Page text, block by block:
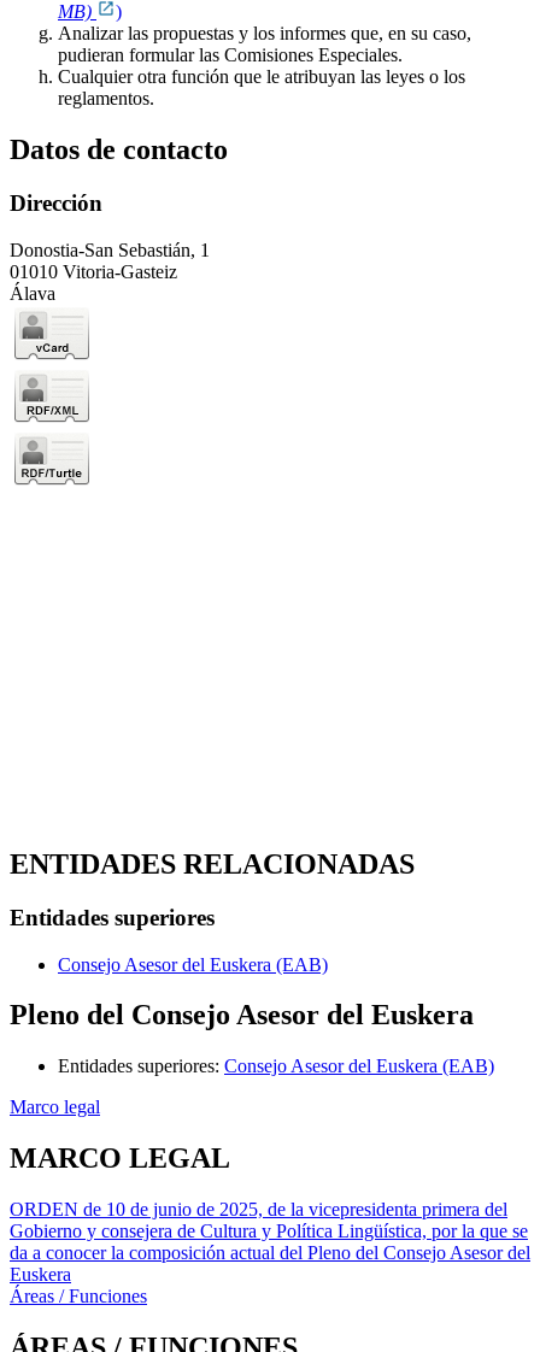
MB)
)
Analizar las propuestas y los informes que, en su caso,
pudieran formular las Comisiones Especiales.
Cualquier otra función que le atribuyan las leyes o los
reglamentos.
Datos de contacto
Dirección
Donostia-San Sebastián, 1
01010 Vitoria-Gasteiz
Álava
ENTIDADES RELACIONADAS
Entidades superiores
Consejo Asesor del Euskera (EAB)
Pleno del Consejo Asesor del Euskera
Entidades superiores: Consejo Asesor del Euskera (EAB)
Marco legal
MARCO LEGAL
ORDEN de 10 de junio de 2025, de la vicepresidenta primera del
Gobierno y consejera de Cultura y Política Lingüística, por la que se
da a conocer la composición actual del Pleno del Consejo Asesor del
Euskera
Áreas / Funciones